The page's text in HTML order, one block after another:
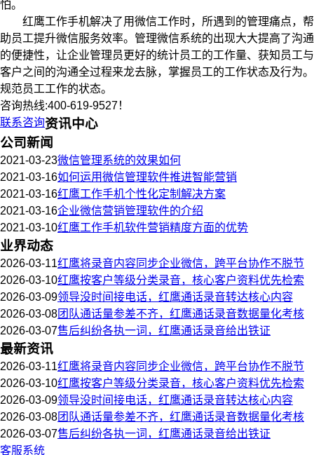
怕。
红鹰工作手机解决了用微信工作时，所遇到的管理痛点，帮
助员工提升微信服务效率。管理微信系统的出现大大提高了沟通
的便捷性，让企业管理员更好的统计员工的工作量、获知员工与
客户之间的沟通全过程来龙去脉，掌握员工的工作状态及行为。
规范员工工作的状态。
咨询热线:400-619-9527！
联系咨询资讯中心
公司新闻
2021-03-23微信管理系统的效果如何
2021-03-16如何运用微信管理软件推进智能营销
2021-03-16红鹰工作手机个性化定制解决方案
2021-03-16企业微信营销管理软件的介绍
2021-03-10红鹰工作手机软件营销精度方面的优势
业界动态
2026-03-11红鹰将录音内容同步企业微信，跨平台协作不脱节
2026-03-10红鹰按客户等级分类录音，核心客户资料优先检索
2026-03-09领导没时间接电话，红鹰通话录音转达核心内容
2026-03-08团队通话量参差不齐，红鹰通话录音数据量化考核
2026-03-07售后纠纷各执一词，红鹰通话录音给出铁证
最新资讯
2026-03-11红鹰将录音内容同步企业微信，跨平台协作不脱节
2026-03-10红鹰按客户等级分类录音，核心客户资料优先检索
2026-03-09领导没时间接电话，红鹰通话录音转达核心内容
2026-03-08团队通话量参差不齐，红鹰通话录音数据量化考核
2026-03-07售后纠纷各执一词，红鹰通话录音给出铁证
客服系统